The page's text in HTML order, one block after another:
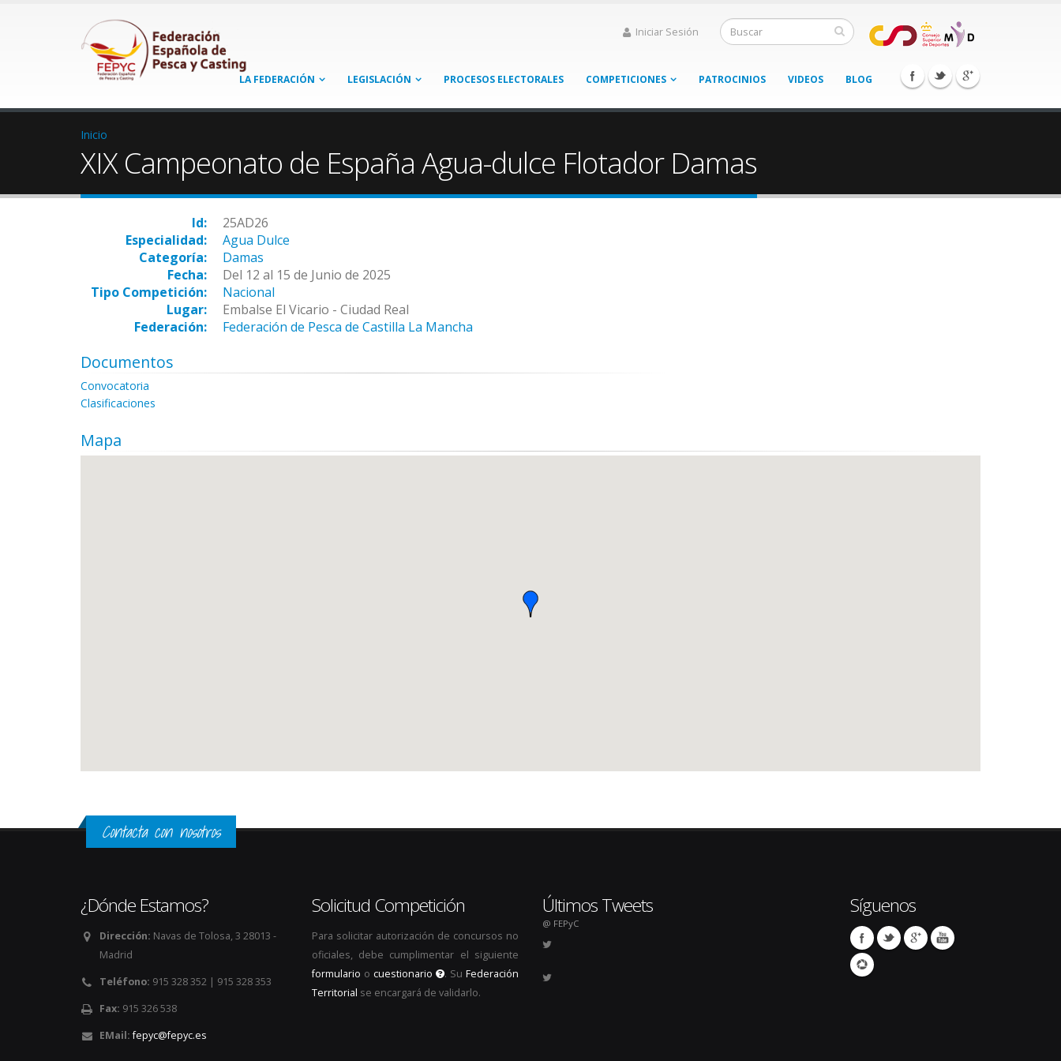
Iniciar Sesión
LA FEDERACIÓN LEGISLACIÓN PROCESOS ELECTORALES COMPETICIONES PATROCINIOS VIDEOS BLOG
Inicio
XIX Campeonato de España Agua-dulce Flotador Damas
Id:
25AD26
Especialidad:
Agua Dulce
Categoría:
Damas
Fecha:
Del 12 al 15 de Junio de 2025
Tipo Competición:
Nacional
Lugar:
Embalse El Vicario - Ciudad Real
Federación:
Federación de Pesca de Castilla La Mancha
Documentos
Convocatoria
Clasificaciones
Mapa
Contacta con nosotros
¿Dónde Estamos?
Dirección: Navas de Tolosa, 3 28013 -
Madrid
Teléfono: 915 328 352 | 915 328 353
Fax: 915 326 538
EMail: fepyc@fepyc.es
Solicitud Competición
Para solicitar autorización de concursos no
oficiales, debe cumplimentar el siguiente
formulario o cuestionario . SuFederación
Territorial se encargará de validarlo.
Últimos Tweets
@ FEPyC
Síguenos